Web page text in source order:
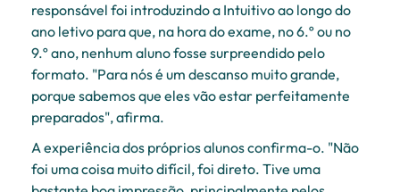
responsável foi introduzindo a Intuitivo ao longo do
ano letivo para que, na hora do exame, no 6.º ou no
9.º ano, nenhum aluno fosse surpreendido pelo
formato. "Para nós é um descanso muito grande,
porque sabemos que eles vão estar perfeitamente
preparados", afirma.
A experiência dos próprios alunos confirma-o. "Não
foi uma coisa muito difícil, foi direto. Tive uma